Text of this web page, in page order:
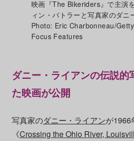
映画『The Bikeriders』で主演
ィン・バトラーと写真家のダニ
Photo: Eric Charbonneau/
Focus Features
ダニー・ライアンの伝説的
た映画が公開
写真家のダニー・ライアンが1966
《Crossing the Ohio River,